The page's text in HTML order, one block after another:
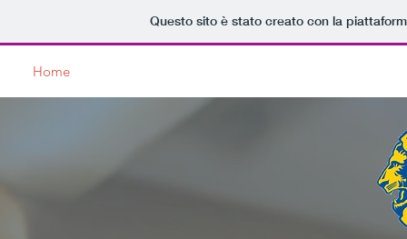
Questo sito è stato creato con la
Home